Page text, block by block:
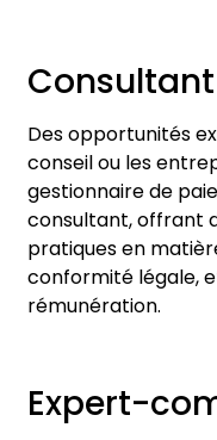
Des opportunités
conseil ou les
gestionnaire de
consultant, offrant
pratiques en
conformité légale,
rémunération.
Expert-